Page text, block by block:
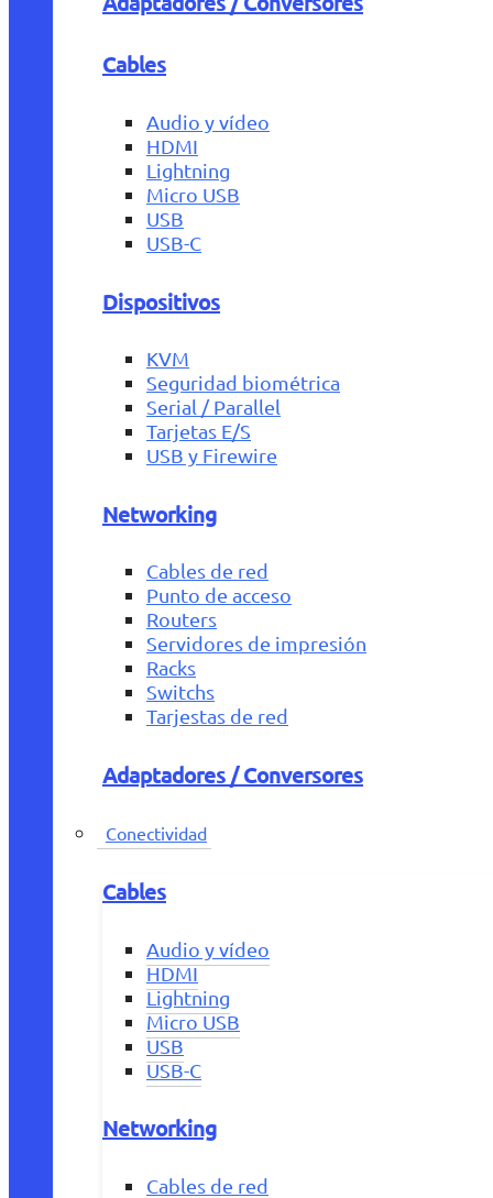
Cables
Audio y vídeo
HDMI
Lightning
Micro USB
USB
USB-C
Dispositivos
KVM
Seguridad biométrica
Serial / Parallel
Tarjetas E/S
USB y Firewire
Networking
Cables de red
Punto de acceso
Routers
Servidores de impresión
Racks
Switchs
Tarjestas de red
Adaptadores / Conversores
Conectividad
Cables
Audio y vídeo
HDMI
Lightning
Micro USB
USB
USB-C
Networking
Cables de red